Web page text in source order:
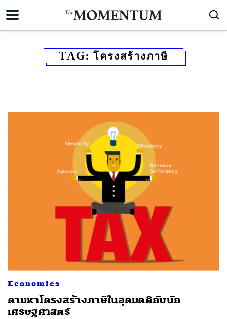
TAG: โครงสร้างภาษี
Economics
ตามหาโครงสร้างภาษีในอุดมคติกับนัก
เศรษฐศาสตร์